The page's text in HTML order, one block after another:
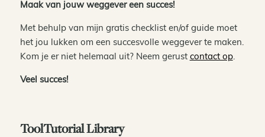
Maak van jouw weggever een succes!
Met behulp van mijn gratis checklist en/of guide moet
het jou lukken om een succesvolle weggever te maken.
Kom je er niet helemaal uit? Neem gerust contact op.
Veel succes!
ToolTutorial Library